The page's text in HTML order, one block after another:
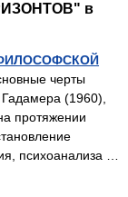
в
черты
(1960),
протяжении
психоанализа …